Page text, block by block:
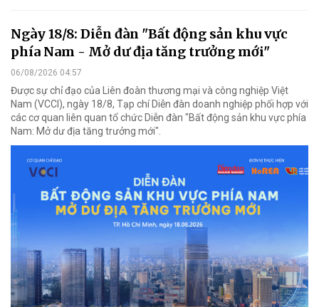
Ngày 18/8: Diễn đàn "Bất động sản khu vực
phía Nam - Mở dư địa tăng trưởng mới"
06/08/2026 04:57
Được sự chỉ đạo của Liên đoàn thương mại và công nghiệp Việt
Nam (VCCI), ngày 18/8, Tạp chí Diễn đàn doanh nghiệp phối hợp với
các cơ quan liên quan tổ chức Diễn đàn "Bất động sản khu vực phía
Nam: Mở dư địa tăng trưởng mới".